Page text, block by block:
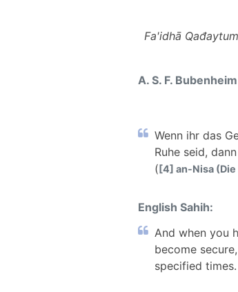
Fa'idhā
A. S. F.
Wenn ihr das
Ruhe seid,
([4] an-Nisa (Die
English Sahih:
And when you
become
specified